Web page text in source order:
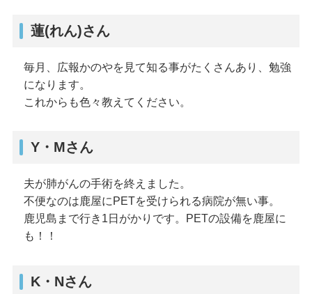
蓮(れん)さん
毎月、広報かのやを見て知る事がたくさんあり、勉強
になります。
これからも色々教えてください。
Y・Mさん
夫が肺がんの手術を終えました。
不便なのは鹿屋にPETを受けられる病院が無い事。
鹿児島まで行き1日がかりです。PETの設備を鹿屋に
も！！
K・Nさん